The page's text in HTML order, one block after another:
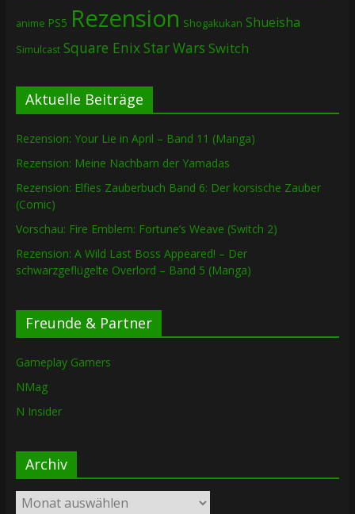
anime PS5 Rezension Shogakukan Shueisha
Simulcast Square EnixStar Wars Switch
Aktuelle Beiträge
Rezension: Your Lie in April – Band 11 (Manga)
Rezension: Meine Nachbarn der Yamadas
Rezension: Elfies Zauberbuch Band 6: Der korsische Zauber
(Comic)
Vorschau: Fire Emblem: Fortune’s Weave (Switch 2)
Rezension: A Wild Last Boss Appeared! – Der
schwarzgeflügelte Overlord – Band 5 (Manga)
Freunde & Partner
Gameplay Gamers
NMag
N Insider
Archiv
Archiv